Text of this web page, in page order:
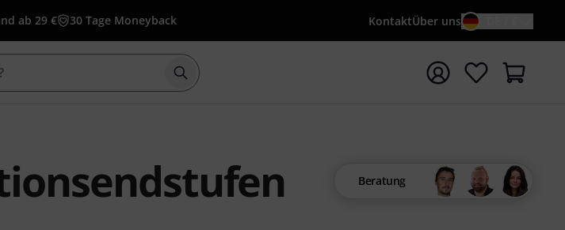
ab 29 € 30 Tage Moneyback KontaktÜber uns
Suche mit Suchwort {searchTerm} starten
Beratung